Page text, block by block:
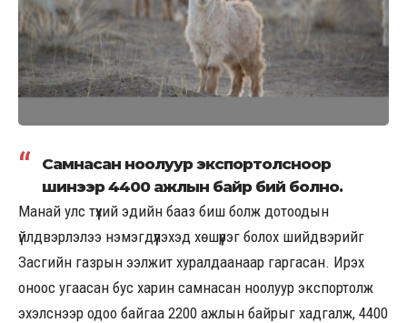
Самнасан ноолуур экспортолсноор
шинээр 4400 ажлын байр бий болно.
Манай улс түүхий эдийн бааз биш болж дотоодын
үйлдвэрлэлээ нэмэгдүүлэхэд хөшүүрэг болох шийдвэрийг
Засгийн газрын ээлжит хуралдаанаар гаргасан. Ирэх
оноос угаасан бус харин самнасан ноолуур экспортолж
эхэлснээр одоо байгаа 2200 ажлын байрыг хадгалж, 4400